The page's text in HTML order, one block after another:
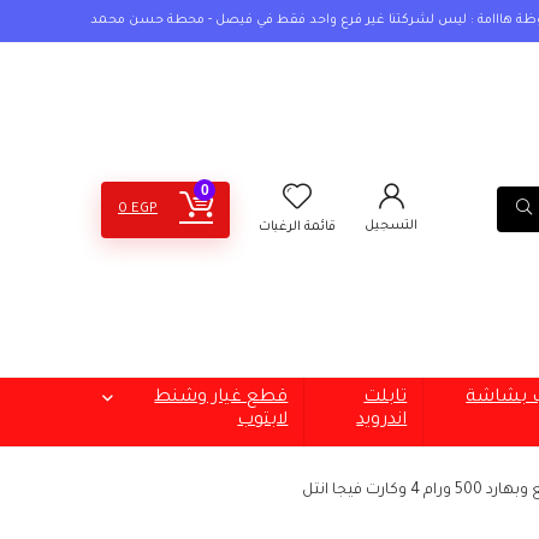
هااامة : ليس لشركتنا غير فرع واحد فقط في فيصل - محطة حسن محمد
التسجيل قائمة الرغبات
0
0 EGP
بشاشة
تابلت
اندرويد
قطع غيار وشنط
لابتوب